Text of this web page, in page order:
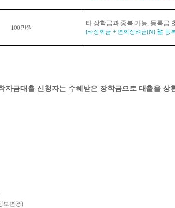
100만원
타 장학금과 중복 가능 등록금
(타장학금 + 면학장려금(N) ≧ 등
자금대출 신청자는 수혜받은 장학금으로 대출을 상
보변경)